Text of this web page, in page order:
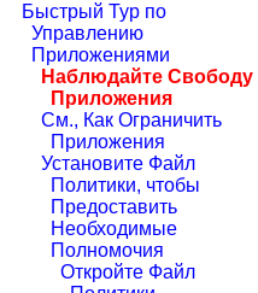
Быстрый Тур по
Управлению
Приложениями
Наблюдайте Свободу
Приложения
См., Как Ограничить
Приложения
Установите Файл
Политики, чтобы
Предоставить
Необходимые
Полномочия
Откройте Файл